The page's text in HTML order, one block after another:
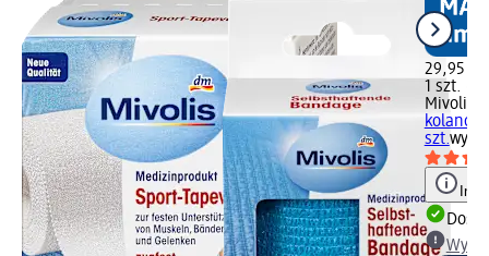
29,95 zł
1 szt.
Mivolis
szt.